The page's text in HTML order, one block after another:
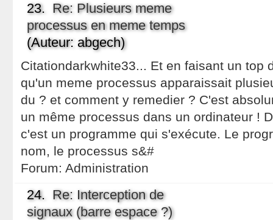
23. Re: Plusieurs meme
processus en meme temps
(Auteur: abgech)
Citationdarkwhite33... Et en faisant un top
qu'un meme processus apparaissait
du ? et comment y remedier ? C'est
un même processus dans un ordinateur !
c'est un programme qui s'exécute. Le
nom, le processus s&#
Forum: Administration
24. Re: Interception de
signaux (barre espace ?)